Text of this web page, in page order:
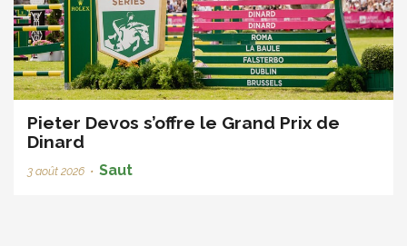
Pieter Devos s’offre le Grand Prix de
Dinard
3 août 2026 • Saut